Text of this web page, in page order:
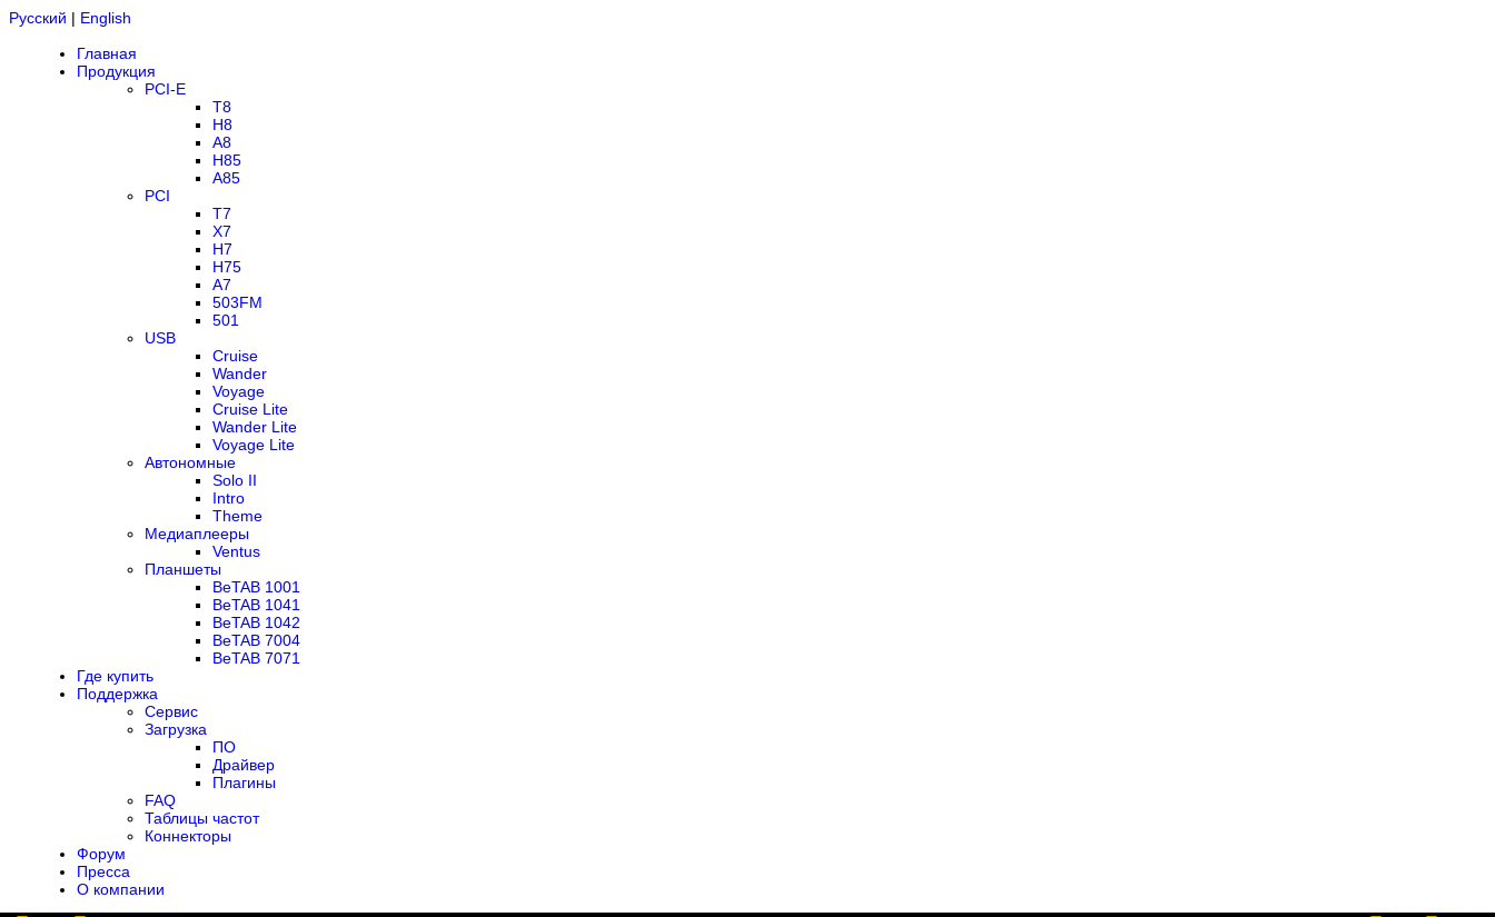
Русский | English
Главная
Продукция
PCI-E
T8
H8
A8
H85
A85
PCI
T7
X7
H7
H75
A7
503FM
501
USB
Cruise
Wander
Voyage
Cruise Lite
Wander Lite
Voyage Lite
Автономные
Solo II
Intro
Theme
Медиаплееры
Ventus
Планшеты
BeTAB 1001
BeTAB 1041
BeTAB 1042
BeTAB 7004
BeTAB 7071
Где купить
Поддержка
Сервис
Загрузка
ПО
Драйвер
Плагины
FAQ
Таблицы частот
Коннекторы
Форум
Пресса
О компании